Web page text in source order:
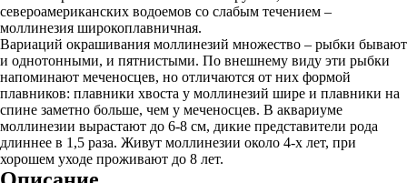
североамериканских водоемов со слабым течением –
моллинезия широкоплавничная.
Вариаций окрашивания моллинезий множество – рыбки бывают
и однотонными, и пятнистыми. По внешнему виду эти рыбки
напоминают меченосцев, но отличаются от них формой
плавников: плавники хвоста у моллинезий шире и плавники на
спине заметно больше, чем у меченосцев. В аквариуме
моллинезии вырастают до 6-8 см, дикие представители рода
длиннее в 1,5 раза. Живут моллинезии около 4-х лет, при
хорошем уходе проживают до 8 лет.